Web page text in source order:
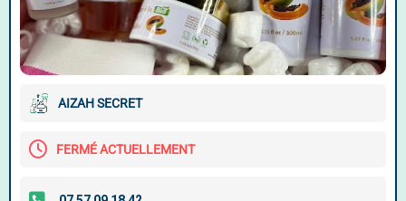
AIZAH SECRET
FERMÉ ACTUELLEMENT